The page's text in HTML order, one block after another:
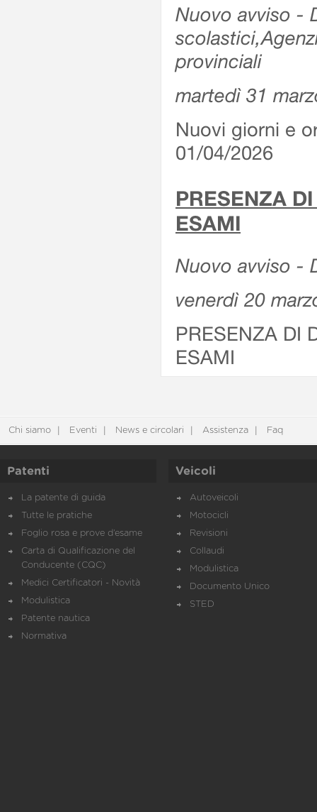
Nuovo avviso -
provinciali
martedì 31
Nuovi giorni e
01/04/2026
PRESENZA
ESAMI
Nuovo avviso -
venerdì 20
PRESENZA DI
ESAMI
Chi siamo Eventi News e circolari Assistenza Faq
Patenti
La patente di guida
Tutte le pratiche
Foglio rosa e prove d’esame
Carta di Qualificazione del
Conducente (CQC)
Medici Certificatori - Novità
Modulistica
Patente nautica
Normativa
Veicoli
Autoveicoli
Motocicli
Revisioni
Collaudi
Modulistica
Documento Unico
STED